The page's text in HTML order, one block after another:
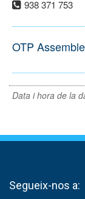
938 371 753
OTP
Data i hora de la
Segueix-nos a: